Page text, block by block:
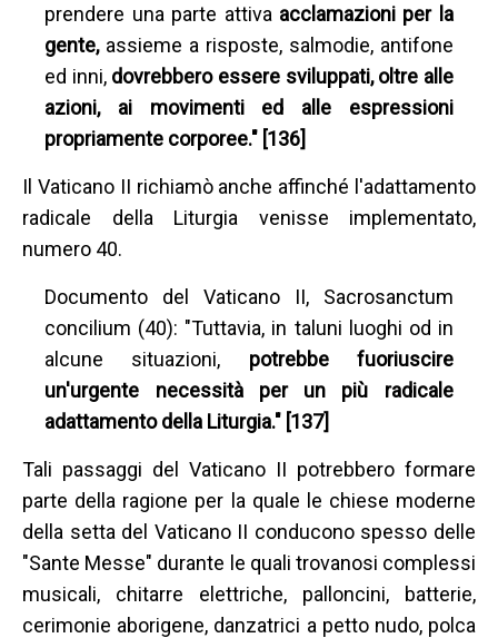
prendere una parte attiva acclamazioni per la
gente, assieme a risposte, salmodie, antifone
ed inni, dovrebbero essere sviluppati, oltre alle
azioni, ai movimenti ed alle espressioni
propriamente corporee." [136]
Il Vaticano II richiamò anche affinché l'adattamento
radicale della Liturgia venisse implementato,
numero 40.
Documento del Vaticano II, Sacrosanctum
concilium (40): "Tuttavia, in taluni luoghi od in
alcune situazioni, potrebbe fuoriuscire
un'urgente necessità per un più radicale
adattamento della Liturgia." [137]
Tali passaggi del Vaticano II potrebbero formare
parte della ragione per la quale le chiese moderne
della setta del Vaticano II conducono spesso delle
"Sante Messe" durante le quali trovanosi complessi
musicali, chitarre elettriche, palloncini, batterie,
cerimonie aborigene, danzatrici a petto nudo, polca